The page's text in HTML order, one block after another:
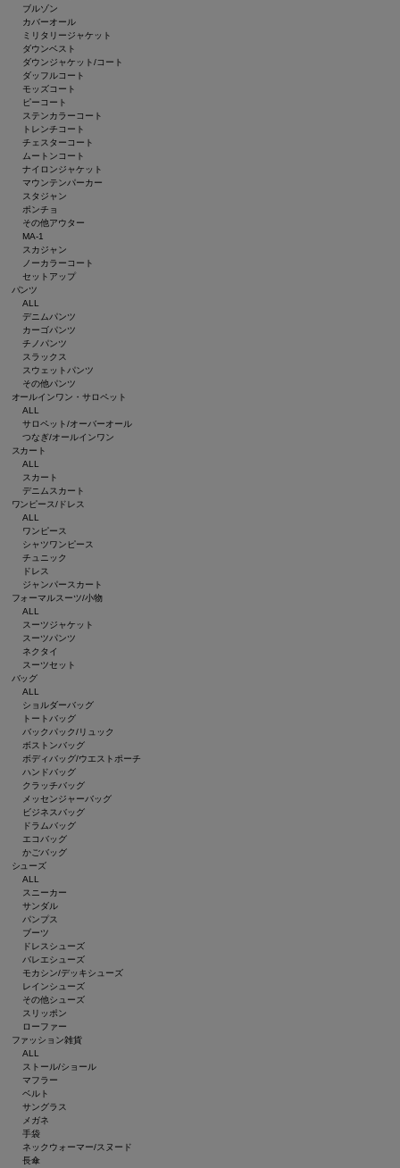
ブルゾン
カバーオール
ミリタリージャケット
ダウンベスト
ダウンジャケット/コート
ダッフルコート
モッズコート
ピーコート
ステンカラーコート
トレンチコート
チェスターコート
ムートンコート
ナイロンジャケット
マウンテンパーカー
スタジャン
ポンチョ
その他アウター
MA-1
スカジャン
ノーカラーコート
セットアップ
パンツ
ALL
デニムパンツ
カーゴパンツ
チノパンツ
スラックス
スウェットパンツ
その他パンツ
オールインワン・サロペット
ALL
サロペット/オーバーオール
つなぎ/オールインワン
スカート
ALL
スカート
デニムスカート
ワンピース/ドレス
ALL
ワンピース
シャツワンピース
チュニック
ドレス
ジャンパースカート
フォーマルスーツ/小物
ALL
スーツジャケット
スーツパンツ
ネクタイ
スーツセット
バッグ
ALL
ショルダーバッグ
トートバッグ
バックパック/リュック
ボストンバッグ
ボディバッグ/ウエストポーチ
ハンドバッグ
クラッチバッグ
メッセンジャーバッグ
ビジネスバッグ
ドラムバッグ
エコバッグ
かごバッグ
シューズ
ALL
スニーカー
サンダル
パンプス
ブーツ
ドレスシューズ
バレエシューズ
モカシン/デッキシューズ
レインシューズ
その他シューズ
スリッポン
ローファー
ファッション雑貨
ALL
ストール/ショール
マフラー
ベルト
サングラス
メガネ
手袋
ネックウォーマー/スヌード
長傘